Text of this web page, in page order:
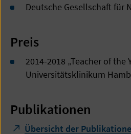
Deutsche Gesellschaft für
Preis
2014-2018 „Teacher of the
Universitätsklinikum
Publikationen
Übersicht der